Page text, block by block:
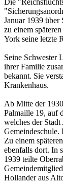
Die
Januar 1939
zu einem
York seine letzte
Seine Schwester
ihrer Familie
bekannt. Sie
Krankenhaus.
Ab Mitte der
Palmaille 19, auf
welches der
Gemeindeschule.
Zu einem
ebenfalls dort. In
1939 teilte
Hollander aus